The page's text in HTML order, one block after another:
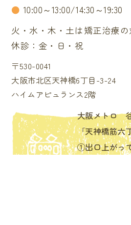
● 10:00～13:00/14:30～19:30
火・水・木・土は矯正治療の
休診：金・日・祝
〒530-0041
大阪市北区天神橋6丁目-3-24
ハイムアピュランス2階
大阪メトロ
「天神橋筋六
①出口上がっ